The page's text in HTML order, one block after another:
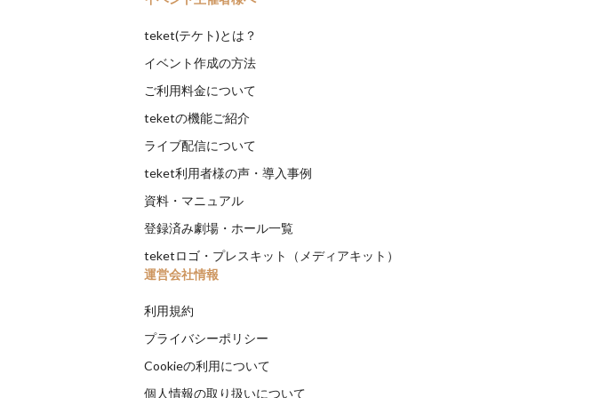
teket(テケト)とは？
イベント作成の方法
ご利用料金について
teketの機能ご紹介
ライブ配信について
teket利用者様の声・導入事例
資料・マニュアル
登録済み劇場・ホール一覧
teketロゴ・プレスキット（メディアキット）
運営会社情報
利用規約
プライバシーポリシー
Cookieの利用について
個人情報の取り扱いについて